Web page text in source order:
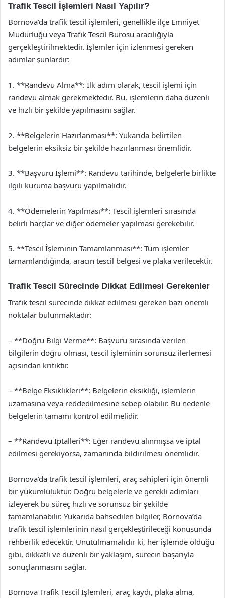
Trafik Tescil İşlemleri Nasıl Yapılır?
Bornova’da trafik tescil işlemleri, genellikle ilçe Emniyet
Müdürlüğü veya Trafik Tescil Bürosu aracılığıyla
gerçekleştirilmektedir. İşlemler için izlenmesi gereken
adımlar şunlardır:
1. **Randevu Alma**: İlk adım olarak, tescil işlemi için
randevu almak gerekmektedir. Bu, işlemlerin daha düzenli
ve hızlı bir şekilde yapılmasını sağlar.
2. **Belgelerin Hazırlanması**: Yukarıda belirtilen
belgelerin eksiksiz bir şekilde hazırlanması önemlidir.
3. **Başvuru İşlemi**: Randevu tarihinde, belgelerle birlikte
ilgili kuruma başvuru yapılmalıdır.
4. **Ödemelerin Yapılması**: Tescil işlemleri sırasında
belirli harçlar ve diğer ödemeler yapılması gerekebilir.
5. **Tescil İşleminin Tamamlanması**: Tüm işlemler
tamamlandığında, aracın tescil belgesi ve plaka verilecektir.
Trafik Tescil Sürecinde Dikkat Edilmesi Gerekenler
Trafik tescil sürecinde dikkat edilmesi gereken bazı önemli
noktalar bulunmaktadır:
– **Doğru Bilgi Verme**: Başvuru sırasında verilen
bilgilerin doğru olması, tescil işleminin sorunsuz ilerlemesi
açısından kritiktir.
– **Belge Eksiklikleri**: Belgelerin eksikliği, işlemlerin
uzamasına veya reddedilmesine sebep olabilir. Bu nedenle
belgelerin tamamı kontrol edilmelidir.
– **Randevu İptalleri**: Eğer randevu alınmışsa ve iptal
edilmesi gerekiyorsa, zamanında bildirilmesi önemlidir.
Bornova’da trafik tescil işlemleri, araç sahipleri için önemli
bir yükümlülüktür. Doğru belgelerle ve gerekli adımları
izleyerek bu süreç hızlı ve sorunsuz bir şekilde
tamamlanabilir. Yukarıda bahsedilen bilgiler, Bornova’da
trafik tescil işlemlerinin nasıl gerçekleştirileceği konusunda
rehberlik edecektir. Unutulmamalıdır ki, her işlemde olduğu
gibi, dikkatli ve düzenli bir yaklaşım, sürecin başarıyla
sonuçlanmasını sağlar.
Bornova Trafik Tescil İşlemleri, araç kaydı, plaka alma,